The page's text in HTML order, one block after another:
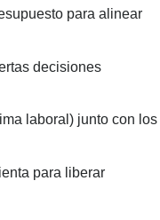
para alinear
decisiones
laboral) junto con los
para liberar